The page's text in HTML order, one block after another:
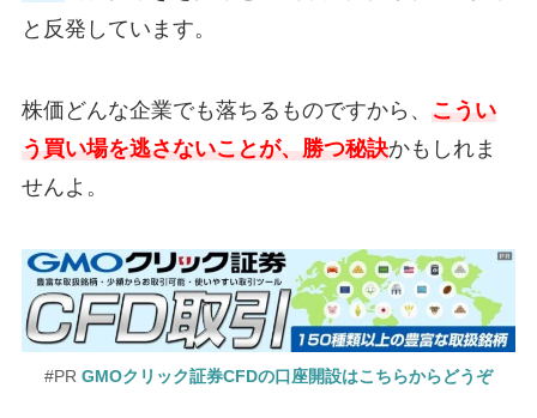
と反発しています。
株価どんな企業でも落ちるものですから、 こうい
う買い場を逃さないことが、勝つ秘訣かもしれま
せんよ。
#PR GMOクリック証券CFDの口座開設はこちらからどうぞ